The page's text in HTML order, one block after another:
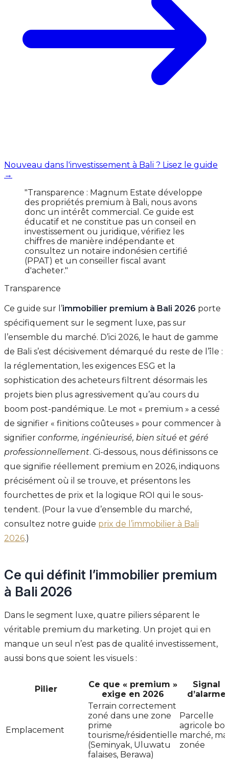
Nouveau dans l'investissement à Bali ? Lisez le guide
→
"Transparence : Magnum Estate développe
des propriétés premium à Bali, nous avons
donc un intérêt commercial. Ce guide est
éducatif et ne constitue pas un conseil en
investissement ou juridique, vérifiez les
chiffres de manière indépendante et
consultez un notaire indonésien certifié
(PPAT) et un conseiller fiscal avant
d'acheter."
Transparence
Ce guide sur l’immobilier premium à Bali 2026 porte
spécifiquement sur le segment luxe, pas sur
l’ensemble du marché. D’ici 2026, le haut de gamme
de Bali s’est décisivement démarqué du reste de l’île :
la réglementation, les exigences ESG et la
sophistication des acheteurs filtrent désormais les
projets bien plus agressivement qu’au cours du
boom post-pandémique. Le mot « premium » a cessé
de signifier « finitions coûteuses » pour commencer à
signifier conforme, ingénieurisé, bien situé et géré
professionnellement. Ci-dessous, nous définissons ce
que signifie réellement premium en 2026, indiquons
précisément où il se trouve, et présentons les
fourchettes de prix et la logique ROI qui le sous-
tendent. (Pour la vue d’ensemble du marché,
consultez notre guide prix de l’immobilier à Bali
2026.)
Ce qui définit l’immobilier premium
à Bali 2026
Dans le segment luxe, quatre piliers séparent le
véritable premium du marketing. Un projet qui en
manque un seul n’est pas de qualité investissement,
aussi bons que soient les visuels :
Pilier
Ce que « premium »
exige en 2026
Signal
d’alarme
Emplacement
Terrain correctement
zoné dans une zone
prime
tourisme/résidentielle
(Seminyak, Uluwatu
falaises, Berawa)
Parcelle
agricole
marché,
zonée